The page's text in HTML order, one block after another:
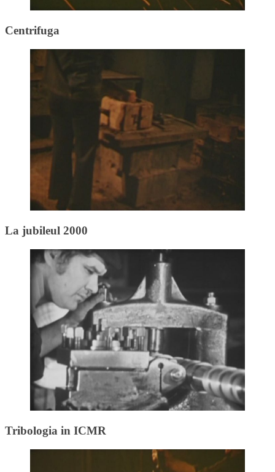
Centrifuga
La jubileul 2000
Tribologia in ICMR